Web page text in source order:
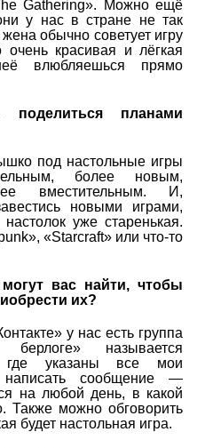
Gathering». Можно ещё
у нас в стране не так
обычно советует игру
красивая и лёгкая
влюбляешься прямо
планами
под настольные игры
более новым,
вместительным. И,
новыми играми,
уже старенькая.
«Starcraft» или что-то
вас найти, чтобы
их?
у нас есть группа
называется
указаны все мои
сообщение —
на любой день, в какой
Также можно обговорить
будет настольная игра.